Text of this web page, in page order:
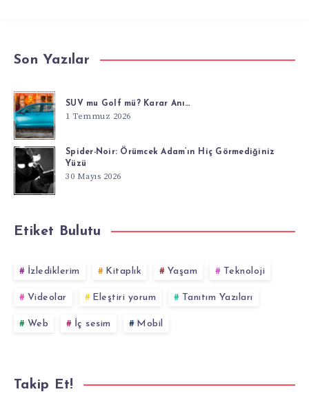
Son Yazılar
SUV mu Golf mü? Karar Anı…
1 Temmuz 2026
Spider-Noir: Örümcek Adam’ın Hiç Görmediğiniz
Yüzü
30 Mayıs 2026
Etiket Bulutu
İzlediklerim Kitaplık Yaşam Teknoloji
Videolar Eleştiri yorum Tanıtım Yazıları
Web İç sesim Mobil
Takip Et!